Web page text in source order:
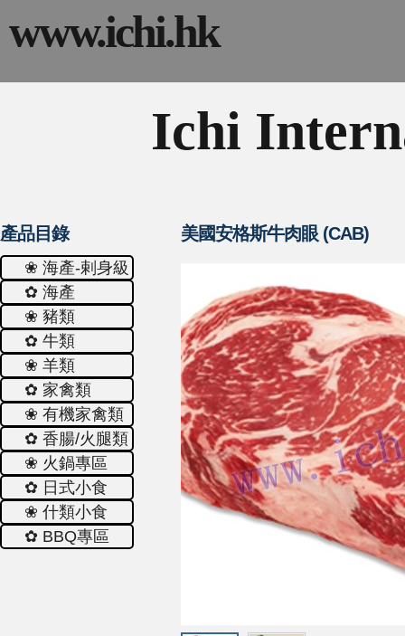
www.ichi.hk
Ichi
產品目錄
❀ 海產-剌身級
✿ 海產
❀ 豬類
✿ 牛類
❀ 羊類
✿ 家禽類
❀ 有機家禽類
✿ 香腸/火腿類
❀ 火鍋專區
✿ 日式小食
❀ 什類小食
✿ ΒΒQ專區
美國安格斯牛肉眼 (CAB)